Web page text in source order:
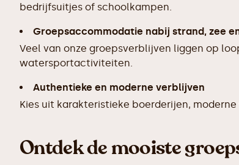
bedrijfsuitjes of schoolkampen.
Groepsaccommodatie nabij strand, zee
Veel van onze groepsverblijven liggen op
watersportactiviteiten.
Authentieke en moderne verblijven
Kies uit karakteristieke boerderijen,
Ontdek de mooiste